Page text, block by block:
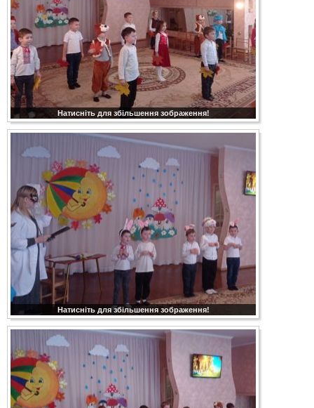
Натисніть для збільшення зображення!
Натисніть для збільшення зображення!